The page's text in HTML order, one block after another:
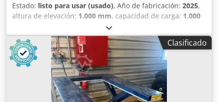
Estado: listo para usar (usado), Año de fabricación: 2025,
altura de elevación: 1.000 mm, capacidad de carga: 1.000
, Mesa elevadora Translyft. Modelo TL 1000B Crjdey
Ubtujpfx Aggsf Capacidad: 1000 kg. 1 año de antigüedad
(2025). Altura de elevación: 1000 mm. Dimensiones
exteriores: 1300 x 800 mm. Incluye documentación del
fabricante. 3 mesas elevadoras disponibles. Se venden
juntas o por separado.
Clasificado